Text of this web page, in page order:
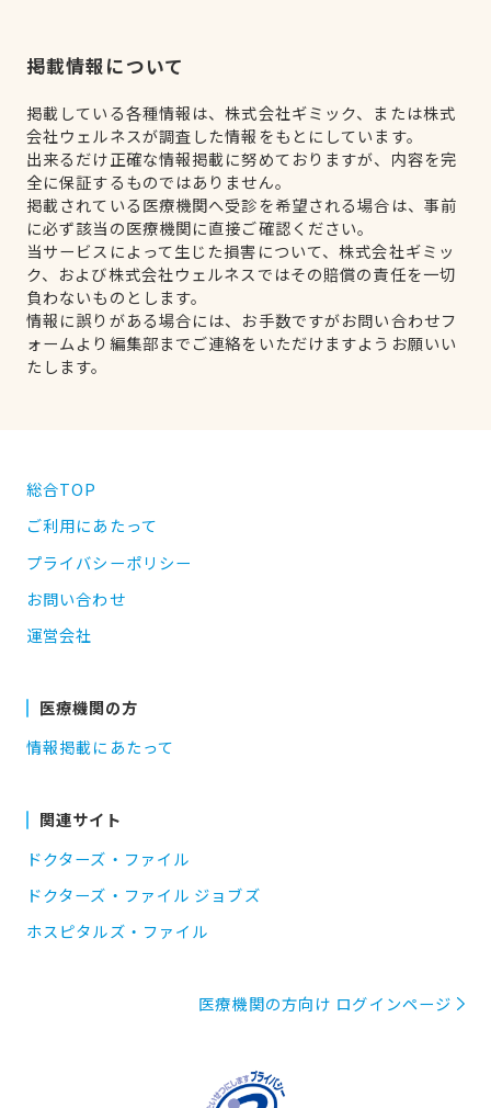
掲載情報について
掲載している各種情報は、株式会社ギミック、または株式
会社ウェルネスが調査した情報をもとにしています。
出来るだけ正確な情報掲載に努めておりますが、内容を完
全に保証するものではありません。
掲載されている医療機関へ受診を希望される場合は、事前
に必ず該当の医療機関に直接ご確認ください。
当サービスによって生じた損害について、株式会社ギミッ
ク、および株式会社ウェルネスではその賠償の責任を一切
負わないものとします。
情報に誤りがある場合には、お手数ですがお問い合わせフ
ォームより編集部までご連絡をいただけますようお願いい
たします。
総合TOP
ご利用にあたって
プライバシーポリシー
お問い合わせ
運営会社
医療機関の方
情報掲載にあたって
関連サイト
ドクターズ・ファイル
ドクターズ・ファイル ジョブズ
ホスピタルズ・ファイル
医療機関の方向け ログインページ